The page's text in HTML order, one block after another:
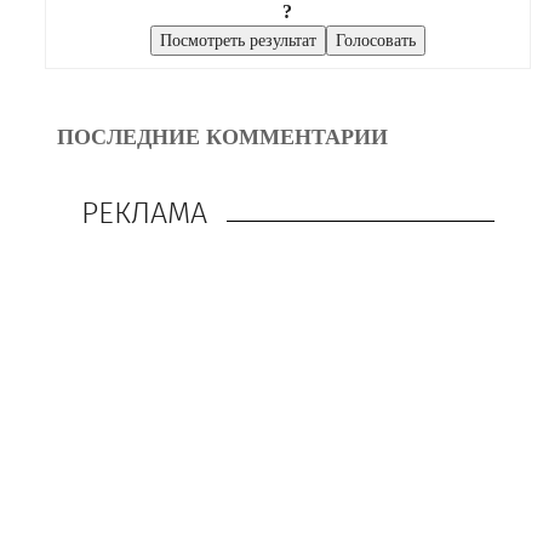
?
ПОСЛЕДНИЕ КОММЕНТАРИИ
РЕКЛАМА